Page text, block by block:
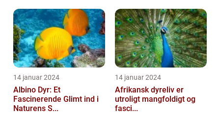
14 januar 2024
Albino Dyr: Et
Fascinerende Glimt ind i
Naturens S...
14 januar 2024
Afrikansk dyreliv er
utroligt mangfoldigt og
fasci...